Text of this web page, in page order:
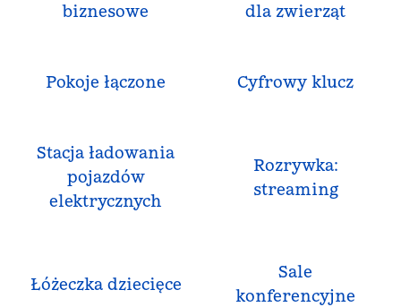
biznesowe
dla zwierząt
Pokoje łączone Cyfrowy klucz
Stacja ładowania
pojazdów
elektrycznych
Rozrywka:
streaming
Łóżeczka dziecięce
Sale
konferencyjne